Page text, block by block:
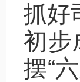
抓好
初步
摆“